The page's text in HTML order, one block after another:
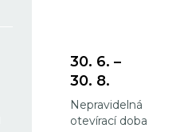
30. 6. –
30. 8.
Nepravidelná
otevírací doba